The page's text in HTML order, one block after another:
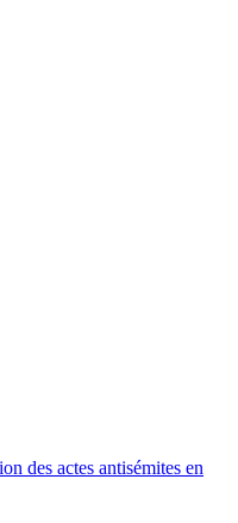
des actes antisémites en